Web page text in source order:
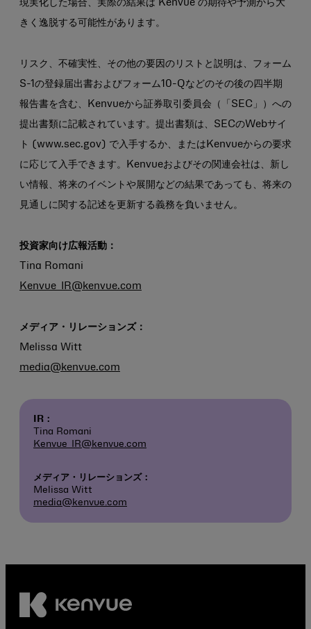
現実化した場合、実際の結果は Kenvue の期待や予測から大
きく逸脱する可能性があります。
リスク、不確実性、その他の要因のリストと説明は、フォーム
S-1の登録届出書およびフォーム10-Qなどのその後の四半期
報告書を含む、Kenvueから証券取引委員会（「SEC」）への
提出書類に記載されています。提出書類は、SECのWebサイ
ト (www.sec.gov) で入手するか、またはKenvueからの要求
に応じて入手できます。Kenvueおよびその関連会社は、新し
い情報、将来のイベントや展開などの結果であっても、将来の
見通しに関する記述を更新する義務を負いません。
投資家向け広報活動：
Tina Romani
Kenvue_IR@kenvue.com
メディア・リレーションズ：
Melissa Witt
media@kenvue.com
IR：
Tina Romani
Kenvue_IR@kenvue.com
メディア・リレーションズ：
Melissa Witt
media@kenvue.com